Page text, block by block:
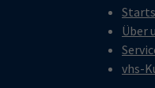
Über
vhs-